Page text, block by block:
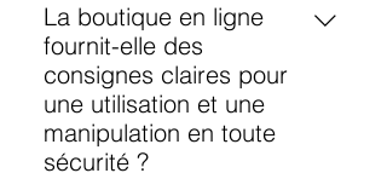
généralement disponible pour la
plupart des articles. Indiquez-
nous vos exigences exactes
(couleur, emplacement de
l’impression, dimensions) lors de
la commande.
La boutique en ligne
fournit-elle des
consignes claires pour
une utilisation et une
manipulation en toute
sécurité ?